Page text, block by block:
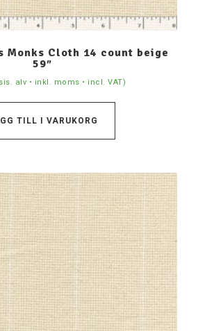
Monks Cloth 14 count beige
59″
alv • inkl. moms • incl. VAT)
TILL I VARUKORG